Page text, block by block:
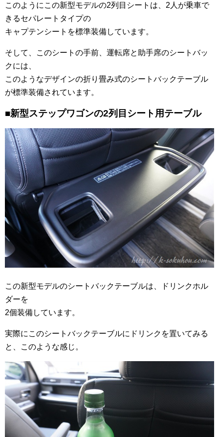
このようにこの新型モデルの2列目シートは、2人が乗車で
きるセパレートタイプの
キャプテンシートを標準装備しています。
そして、このシートの手前、運転席と助手席のシートバッ
クには、
このようなデザインの折り畳み式のシートバックテーブル
が標準装備されています。
■新型ステップワゴンの2列目シート用テーブル
この新型モデルのシートバックテーブルは、ドリンクホル
ダーを
2個装備しています。
実際にこのシートバックテーブルにドリンクを置いてみる
と、このような感じ。